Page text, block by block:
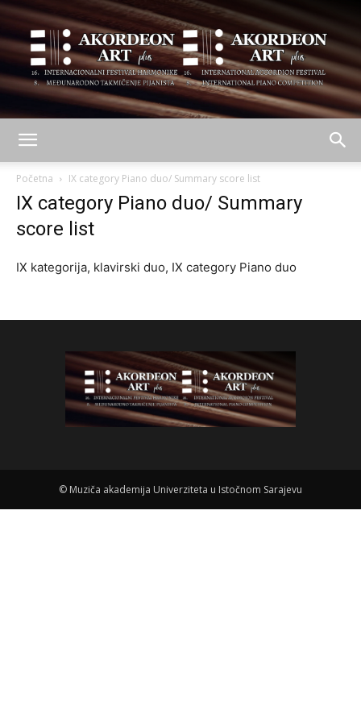
Početna IX category Piano duo/ Summary score list
IX category Piano duo/ Summary
score list
IX kategorija, klavirski duo, IX category Piano duo
© Muziča akademija Univerziteta u Istočnom Sarajevu